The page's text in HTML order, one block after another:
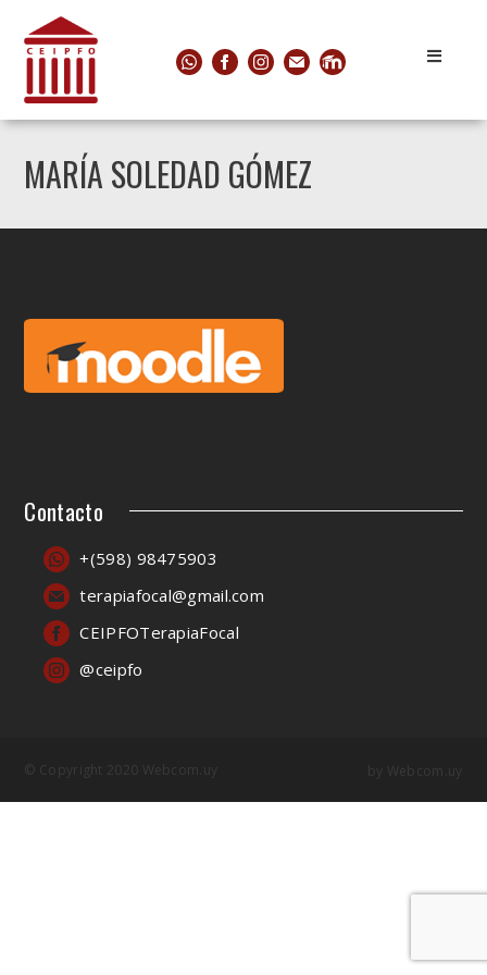
MARÍA SOLEDAD GÓMEZ
Contacto
+(598) 98475903
terapiafocal@gmail.com
CEIPFOTerapiaFocal
@ceipfo
© Copyright 2020 Webcom.uy by Webcom.uy